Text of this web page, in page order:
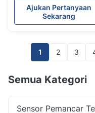
Cerdas Dengan ISO9001
Ajukan Pertanyaan
Sekarang
1 2 3
Semua Kategori
Sensor Pemancar